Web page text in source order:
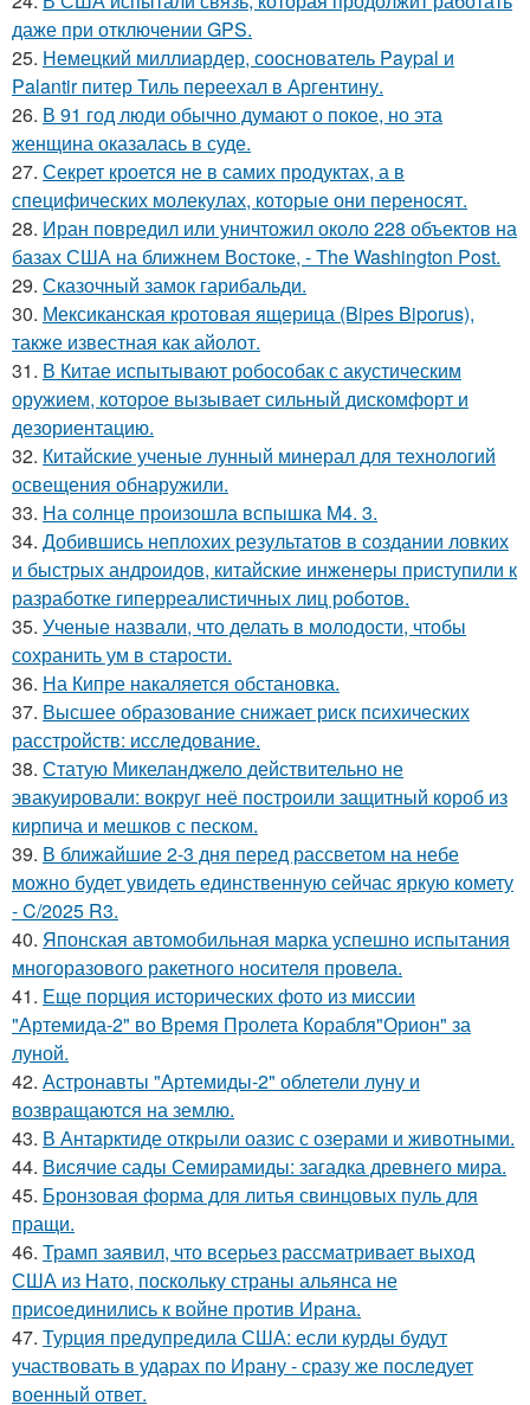
даже при отключении GPS.
25. Немецкий миллиардер, сооснователь Paypal и
Palantir питер Тиль переехал в Аргентину.
26. В 91 год люди обычно думают о покое, но эта
женщина оказалась в суде.
27. Секрет кроется не в самих продуктах, а в
специфических молекулах, которые они переносят.
28. Иран повредил или уничтожил около 228 объектов на
базах США на ближнем Востоке, - The Washington Post.
29. Сказочный замок гарибальди.
30. Мексиканская кротовая ящерица (Bipes Biporus),
также известная как айолот.
31. В Китае испытывают робособак с акустическим
оружием, которое вызывает сильный дискомфорт и
дезориентацию.
32. Китайские ученые лунный минерал для технологий
освещения обнаружили.
33. На солнце произошла вспышка M4. 3.
34. Добившись неплохих результатов в создании ловких
и быстрых андроидов, китайские инженеры приступили к
разработке гиперреалистичных лиц роботов.
35. Ученые назвали, что делать в молодости, чтобы
сохранить ум в старости.
36. На Кипре накаляется обстановка.
37. Высшее образование снижает риск психических
расстройств: исследование.
38. Статую Микеланджело действительно не
эвакуировали: вокруг неё построили защитный короб из
кирпича и мешков с песком.
39. В ближайшие 2-3 дня перед рассветом на небе
можно будет увидеть единственную сейчас яркую комету
- C/2025 R3.
40. Японская автомобильная марка успешно испытания
многоразового ракетного носителя провела.
41. Еще порция исторических фото из миссии
"Артемида-2" во Время Пролета Корабля"Орион" за
луной.
42. Астронавты "Артемиды-2" облетели луну и
возвращаются на землю.
43. В Антарктиде открыли оазис с озерами и животными.
44. Висячие сады Семирамиды: загадка древнего мира.
45. Бронзовая форма для литья свинцовых пуль для
пращи.
46. Трамп заявил, что всерьез рассматривает выход
США из Нато, поскольку страны альянса не
присоединились к войне против Ирана.
47. Турция предупредила США: если курды будут
участвовать в ударах по Ирану - сразу же последует
военный ответ.